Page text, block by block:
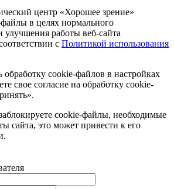
центр «Хорошее зрение»
в целях нормального
работы веб-сайта
с Политикой использования
cookie-файлов в настройках
свое согласие на обработку cookie-
cookie-файлы, необходимые
сайта, это может привести к его